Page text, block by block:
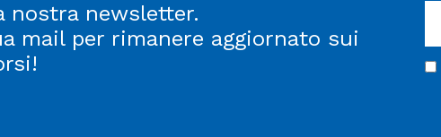
nostra newsletter.
mail per rimanere aggiornato sui